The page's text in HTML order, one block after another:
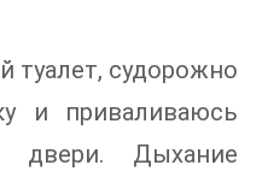
туалет, судорожно
и приваливаюсь
двери. Дыхание